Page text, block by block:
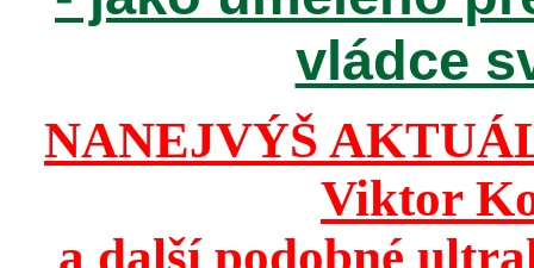
vládce
NANEJVÝŠ
Viktor
a další podobné